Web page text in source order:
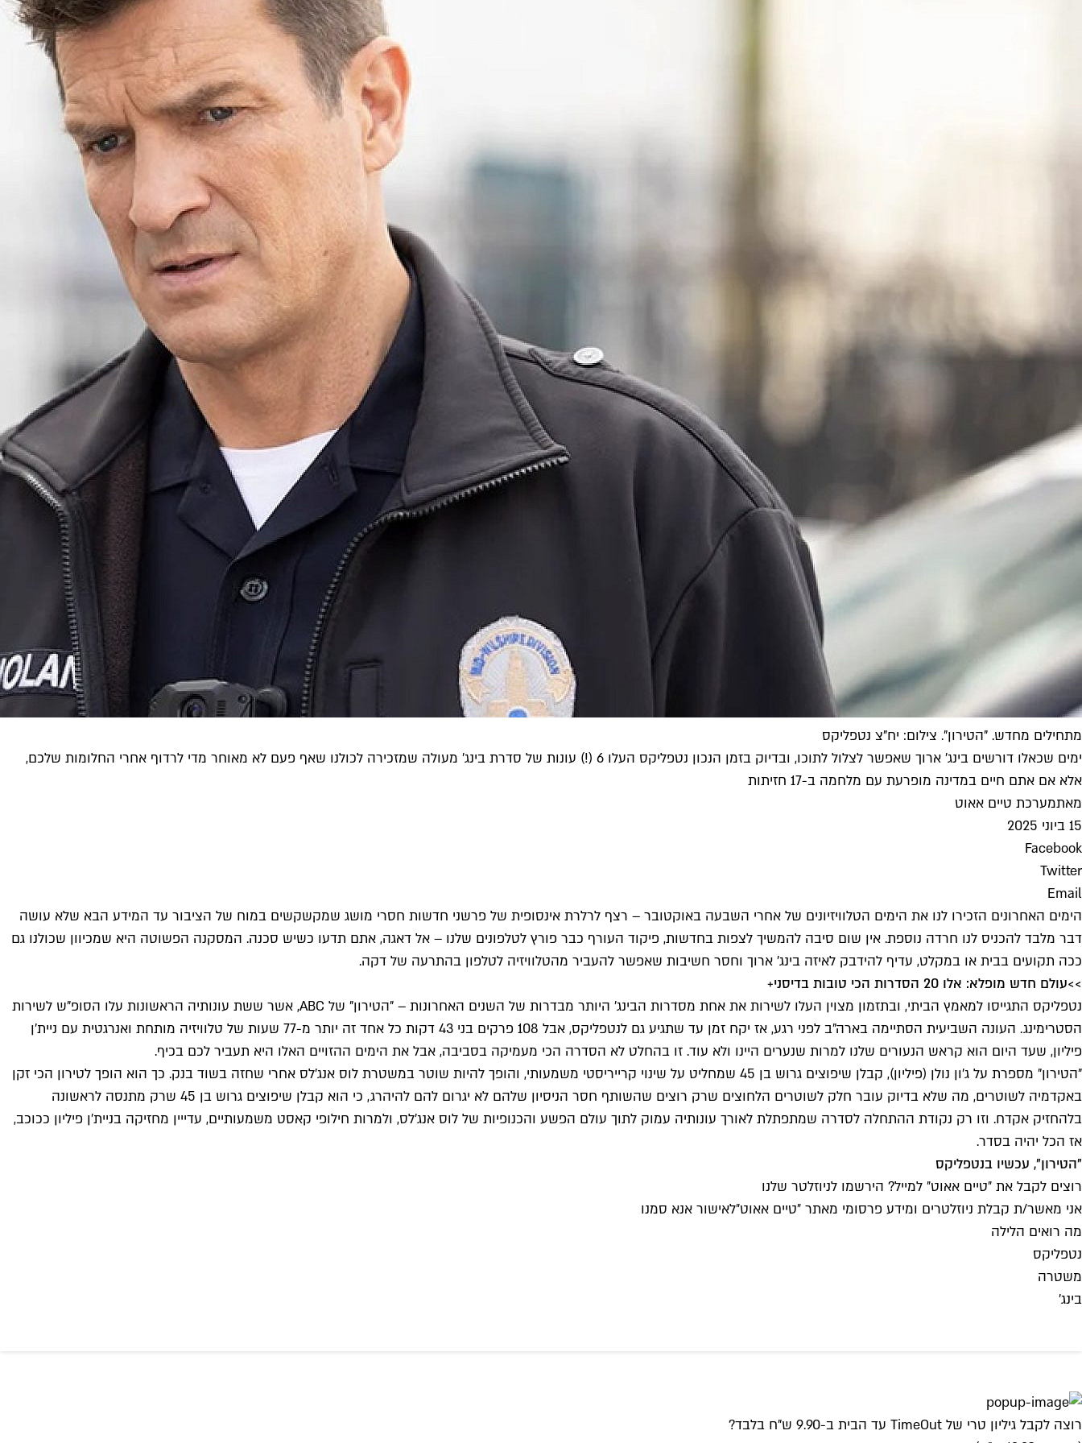
מתחילים מחדש. "הטירון". צילום: יח"צ נטפליקס
ימים שכאלו דורשים בינג' ארוך שאפשר לצלול לתוכו, ובדיוק בזמן הנכון נטפליקס העלו 6 (!) עונות של סדרת בינג' מעולה שמזכירה לכולנו שאף פעם לא מאוחר מדי לרדוף אחרי החלומות שלכם,
אלא אם אתם חיים במדינה מופרעת עם מלחמה ב-17 חזיתות
מאתמערכת טיים אאוט
15 ביוני 2025
Facebook
Twitter
Email
הימים האחרונים הזכירו לנו את הימים הטלוויזיונים של אחרי השבעה באוקטובר – רצף לרלרת אינסופית של פרשני חדשות חסרי מושג שמקשקשים במוח של הציבור עד המידע הבא שלא עושה
דבר מלבד להכניס לנו חרדה נוספת. אין שום סיבה להמשיך לצפות בחדשות, פיקוד העורף כבר פורץ לטלפונים שלנו – אל דאגה, אתם תדעו כשיש סכנה. המסקנה הפשוטה היא שמכיוון שכולנו גם
ככה תקועים בבית או במקלט, עדיף להידבק לאיזה בינג' ארוך וחסר חשיבות שאפשר להעביר מהטלוויזיה לטלפון בהתרעה של דקה.
>>עולם חדש מופלא: אלו 20 הסדרות הכי טובות בדיסני+
נטפליקס התגייסו למאמץ הביתי, ובתזמון מצוין העלו לשירות את אחת מסדרות הבינג' היותר מבדרות של השנים האחרונות – "הטירון" של ABC, אשר ששת עונותיה הראשונות עלו הסופ"ש לשירות
הסטרימינג. העונה השביעית הסתיימה בארה"ב לפני רגע, אז יקח זמן עד שתגיע גם לנטפליקס, אבל 108 פרקים בני 43 דקות כל אחד זה יותר מ-77 שעות של טלוויזיה מותחת ואנרגטית עם ניית'ן
פיליון, שעד היום הוא קראש הנעורים שלנו למרות שנערים היינו ולא עוד. זו בהחלט לא הסדרה הכי מעמיקה בסביבה, אבל את הימים ההזויים האלו היא תעביר לכם בכיף.
"הטירון" מספרת על ג'ון נולן (פיליון), קבלן שיפוצים גרוש בן 45 שמחליט על שינוי קרייריסטי משמעותי, והופך להיות שוטר במשטרת לוס אנג'לס אחרי שחזה בשוד בנק. כך הוא הופך לטירון הכי זקן
באקדמיה לשוטרים, מה שלא בדיוק עובר חלק לשוטרים הלחוצים שרק רוצים שהשותף חסר הניסיון שלהם לא יגרום להם להיהרג, כי הוא קבלן שיפוצים גרוש בן 45 שרק מתנסה לראשונה
בלהחזיק אקדח. וזו רק נקודת ההתחלה לסדרה שמתפתלת לאורך עונותיה עמוק לתוך עולם הפשע והכנופיות של לוס אנג'לס, ולמרות חילופי קאסט משמעותיים, עדייין מחזיקה בניית'ן פיליון ככוכב,
אז הכל יהיה בסדר.
"הטירון", עכשיו בנטפליקס
רוצים לקבל את ״טיים אאוט״ למייל? הירשמו לניוזלטר שלנו
אני מאשר/ת קבלת ניוזלטרים ומידע פרסומי מאתר ״טיים אאוט״לאישור אנא סמנו
מה רואים הלילה
נטפליקס
משטרה
בינג'
רוצה לקבל גיליון טרי של TimeOut עד הבית ב-9.90 ש"ח בלבד?